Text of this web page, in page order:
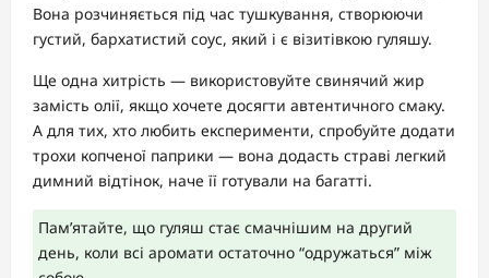
Вона розчиняється під час тушкування, створюючи
густий, бархатистий соус, який і є візитівкою гуляшу.
Ще одна хитрість — використовуйте свинячий жир
замість олії, якщо хочете досягти автентичного смаку.
А для тих, хто любить експерименти, спробуйте додати
трохи копченої паприки — вона додасть страві легкий
димний відтінок, наче її готували на багатті.
Пам’ятайте, що гуляш стає смачнішим на другий
день, коли всі аромати остаточно “одружаться” між